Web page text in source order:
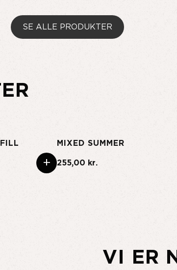
SE ALLE PRODUKTER
+
MIXED SUMMER
255,00 kr.
VI ER